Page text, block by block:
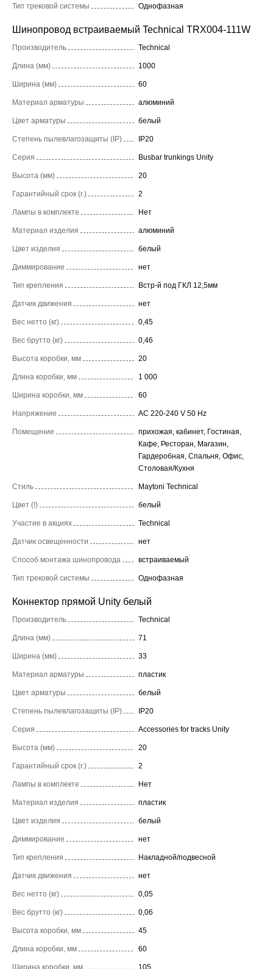
Тип трековой системы Однофазная
Шинопровод встраиваемый Technical TRX004-111W
Производитель Technical
Длина (мм) 1000
Ширина (мм) 60
Материал арматуры алюминий
Цвет арматуры белый
Степень пылевлагозащиты (IP) IP20
Серия Busbar trunkings Unity
Высота (мм) 20
Гарантийный срок (г.) 2
Лампы в комплекте Нет
Материал изделия алюминий
Цвет изделия белый
Диммирование нет
Тип крепления Встр-й под ГКЛ 12,5мм
Датчик движения нет
Вес нетто (кг) 0,45
Вес брутто (кг) 0,46
Высота коробки, мм 20
Длина коробки, мм 1 000
Ширина коробки, мм 60
Напряжение AC 220-240 V 50 Hz
Помещение
прихожая, кабинет, Гостиная,
Кафе, Ресторан, Магазин,
Гардеробная, Спальня, Офис,
Столовая/Кухня
Стиль Maytoni Technical
Цвет (!) белый
Участие в акциях Technical
Датчик освещенности нет
Способ монтажа шинопровода встраиваемый
Тип трековой системы Однофазная
Коннектор прямой Unity белый
Производитель Technical
Длина (мм) 71
Ширина (мм) 33
Материал арматуры пластик
Цвет арматуры белый
Степень пылевлагозащиты (IP) IP20
Серия Accessories for tracks Unity
Высота (мм) 20
Гарантийный срок (г.) 2
Лампы в комплекте Нет
Материал изделия пластик
Цвет изделия белый
Диммирование нет
Тип крепления Накладной/подвесной
Датчик движения нет
Вес нетто (кг) 0,05
Вес брутто (кг) 0,06
Высота коробки, мм 45
Длина коробки, мм 60
Ширина коробки, мм 105